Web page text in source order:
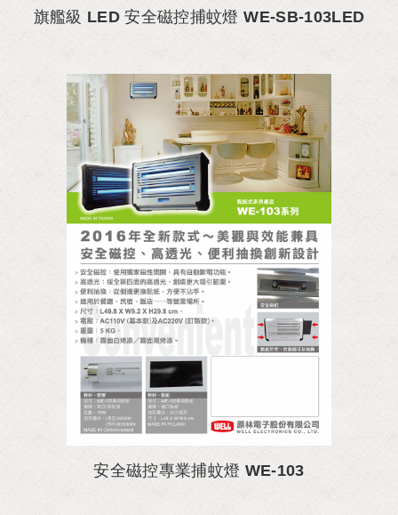
旗艦級 LED 安全磁控捕蚊燈 WE-SB-103LED
安全磁控專業捕蚊燈 WE-103